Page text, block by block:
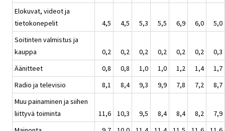
Elokuvat, videot ja
tietokonepelit
4,5 4,5 5,3 5,5 6,9 6,0
5,0
Soitinten valmistus ja
kauppa
0,2 0,2 0,2 0,2 0,2 0,2
0,3
Äänitteet
0,8 0,8 1,0 1,0 1,2 1,4
1,7
Radio ja televisio
8,1 8,4 9,3 9,9 7,8 7,2
8,7
Muu painaminen ja siihen
liittyvä toiminta
11,6 10,3 9,5 8,4 8,4 8,2
7,9